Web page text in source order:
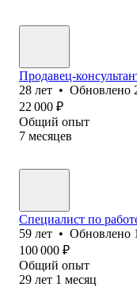
Продавец-
28 лет • Обновлено
22 000 ₽
Общий опыт
7 месяцев
Специалист по
59 лет • Обновлено
100 000 ₽
Общий опыт
29 лет 1 месяц